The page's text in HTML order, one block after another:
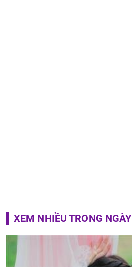
XEM NHIỀU TRONG NGÀY